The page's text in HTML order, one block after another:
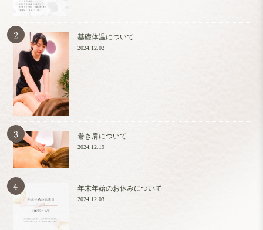
基礎体温について
2024.12.02
巻き肩について
2024.12.19
年末年始のお休みについて
2024.12.03